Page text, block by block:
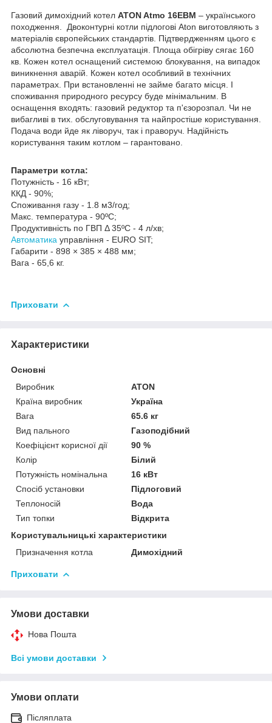
Газовий димохідний котел ATON Atmo 16EВM – українського
походження. Двоконтурні котли підлогові Aton виготовляють з
матеріалів європейських стандартів. Підтвердженням цього є
абсолютна безпечна експлуатація. Площа обігріву сягає 160
кв. Кожен котел оснащений системою блокування, на випадок
виникнення аварій. Кожен котел особливий в технічних
параметрах. При встановленні не займе багато місця. І
споживання природного ресурсу буде мінімальним. В
оснащення входять: газовий редуктор та п'єзорозпал. Чи не
вибагливі в тих. обслуговування та найпростіше користування.
Подача води йде як ліворуч, так і праворуч. Надійність
користування таким котлом – гарантовано.
Параметри котла:
Потужність - 16 кВт;
ККД - 90%;
Споживання газу - 1.8 м3/год;
Макс. температура - 90ºС;
Продуктивність по ГВП Δ 35ºС - 4 л/хв;
Автоматика управління - EURO SIT;
Габарити - 898 × 385 × 488 мм;
Вага - 65,6 кг.
Приховати
Характеристики
Основні
Виробник
ATON
Країна виробник
Україна
Вага
65.6 кг
Вид пального
Газоподібний
Коефіцієнт корисної дії
90 %
Колір
Білий
Потужність номінальна
16 кВт
Спосіб установки
Підлоговий
Теплоносій
Вода
Тип топки
Відкрита
Користувальницькі характеристики
Призначення котла
Димохідний
Приховати
Умови доставки
Нова Пошта
Всі умови доставки
Умови оплати
Післяплата